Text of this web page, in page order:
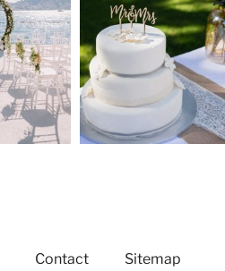
Contact Sitemap